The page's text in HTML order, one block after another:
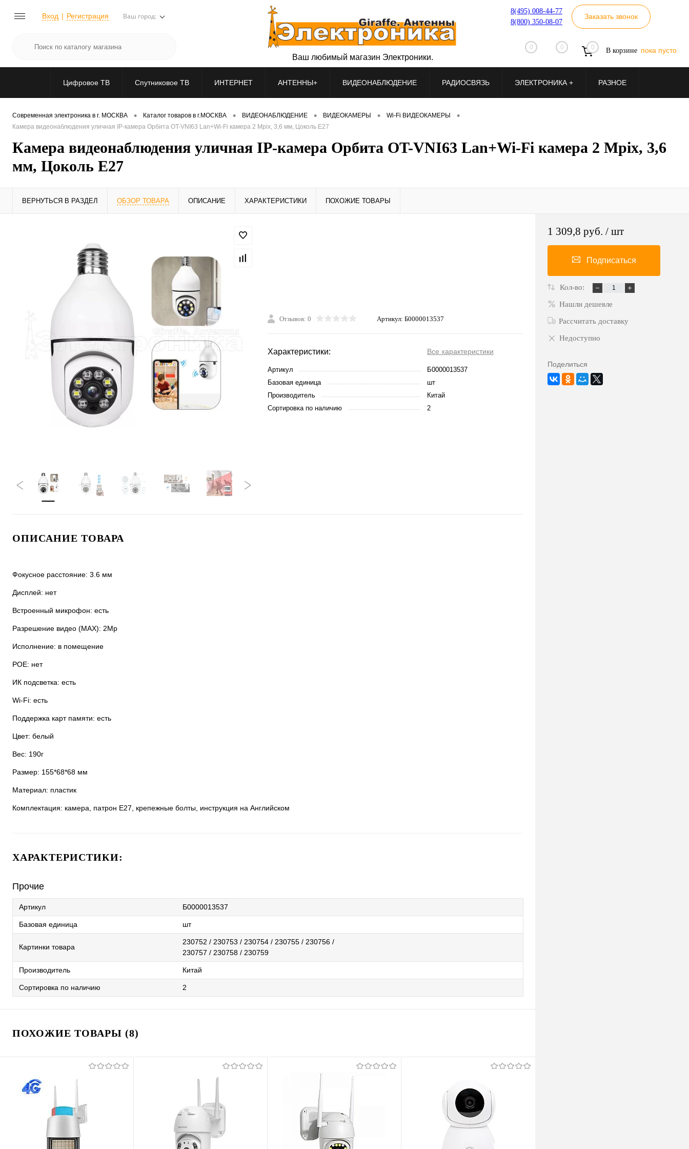
Вход Регистрация Ваш город:
8(495) 008-44-77
8(800) 350-08-07
Заказать звонок
0 0 0 В корзине пока пусто
Ваш любимый магазин Электроники.
Цифровое ТВ Спутниковое ТВ ИНТЕРНЕТ АНТЕННЫ+ ВИДЕОНАБЛЮДЕНИЕ РАДИОСВЯЗЬ ЭЛЕКТРОНИКА + РАЗНОЕ
Современная электроника в г. МОСКВА • Каталог товаров в г.МОСКВА • ВИДЕОНАБЛЮДЕНИЕ • ВИДЕОКАМЕРЫ • Wi-Fi ВИДЕОКАМЕРЫ •
Камера видеонаблюдения уличная IP-камера Орбита OT-VNI63 Lan+Wi-Fi камера 2 Mpix, 3,6 мм, Цоколь E27
Камера видеонаблюдения уличная IP-камера Орбита OT-VNI63 Lan+Wi-Fi камера 2 Mpix, 3,6
мм, Цоколь E27
ВЕРНУТЬСЯ В РАЗДЕЛ ОБЗОР ТОВАРА ОПИСАНИЕ ХАРАКТЕРИСТИКИ ПОХОЖИЕ ТОВАРЫ
Отзывов: 0 Артикул: Б0000013537
Характеристики: Все характеристики
Артикул
Б0000013537
Базовая единица
шт
Производитель
Китай
Сортировка по наличию
2
ОПИСАНИЕ ТОВАРА
Фокусное расстояние: 3.6 мм
Дисплей: нет
Встроенный микрофон: есть
Разрешение видео (MAX): 2Мр
Исполнение: в помещение
POE: нет
ИК подсветка: есть
Wi-Fi: есть
Поддержка карт памяти: есть
Цвет: белый
Вес: 190г
Размер: 155*68*68 мм
Материал: пластик
Комплектация: камера, патрон E27, крепежные болты, инструкция на Английском
ХАРАКТЕРИСТИКИ:
Прочие
Артикул Б0000013537
Базовая единица шт
Картинки товара
230752 / 230753 / 230754 / 230755 / 230756 /
230757 / 230758 / 230759
Производитель Китай
Сортировка по наличию 2
ПОХОЖИЕ ТОВАРЫ (8)
1 309,8 руб. / шт
Подписаться
Кол-во:
Нашли дешевле
Рассчитать доставку
Недоступно
Поделиться